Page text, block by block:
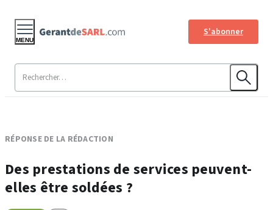
S'abonner
MENU
RÉPONSE DE LA RÉDACTION
Des prestations de services peuvent-
elles être soldées ?